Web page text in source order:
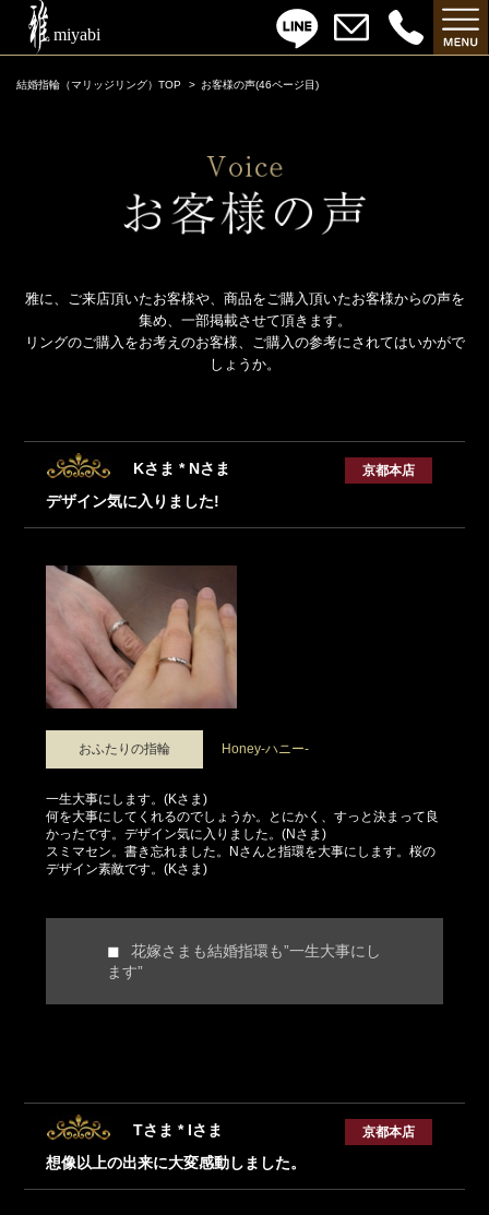
結婚指輪（マリッジリング）TOP お客様の声(46ページ目)
雅に、ご来店頂いたお客様や、商品をご購入頂いたお客様からの声を
集め、一部掲載させて頂きます。
リングのご購入をお考えのお客様、ご購入の参考にされてはいかがで
しょうか。
Kさま * Nさま
デザイン気に入りました!
京都本店
おふたりの指輪 Honey-ハニー-
一生大事にします。(Kさま)
何を大事にしてくれるのでしょうか。とにかく、すっと決まって良
かったです。デザイン気に入りました。(Nさま)
スミマセン。書き忘れました。Nさんと指環を大事にします。桜の
デザイン素敵です。(Kさま)
花嫁さまも結婚指環も”一生大事にし
ます”
Tさま * Iさま
想像以上の出来に大変感動しました。
京都本店